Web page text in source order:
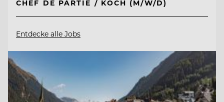
CHEF DE PARTIE / KOCH (M/W/D)
Entdecke alle Jobs